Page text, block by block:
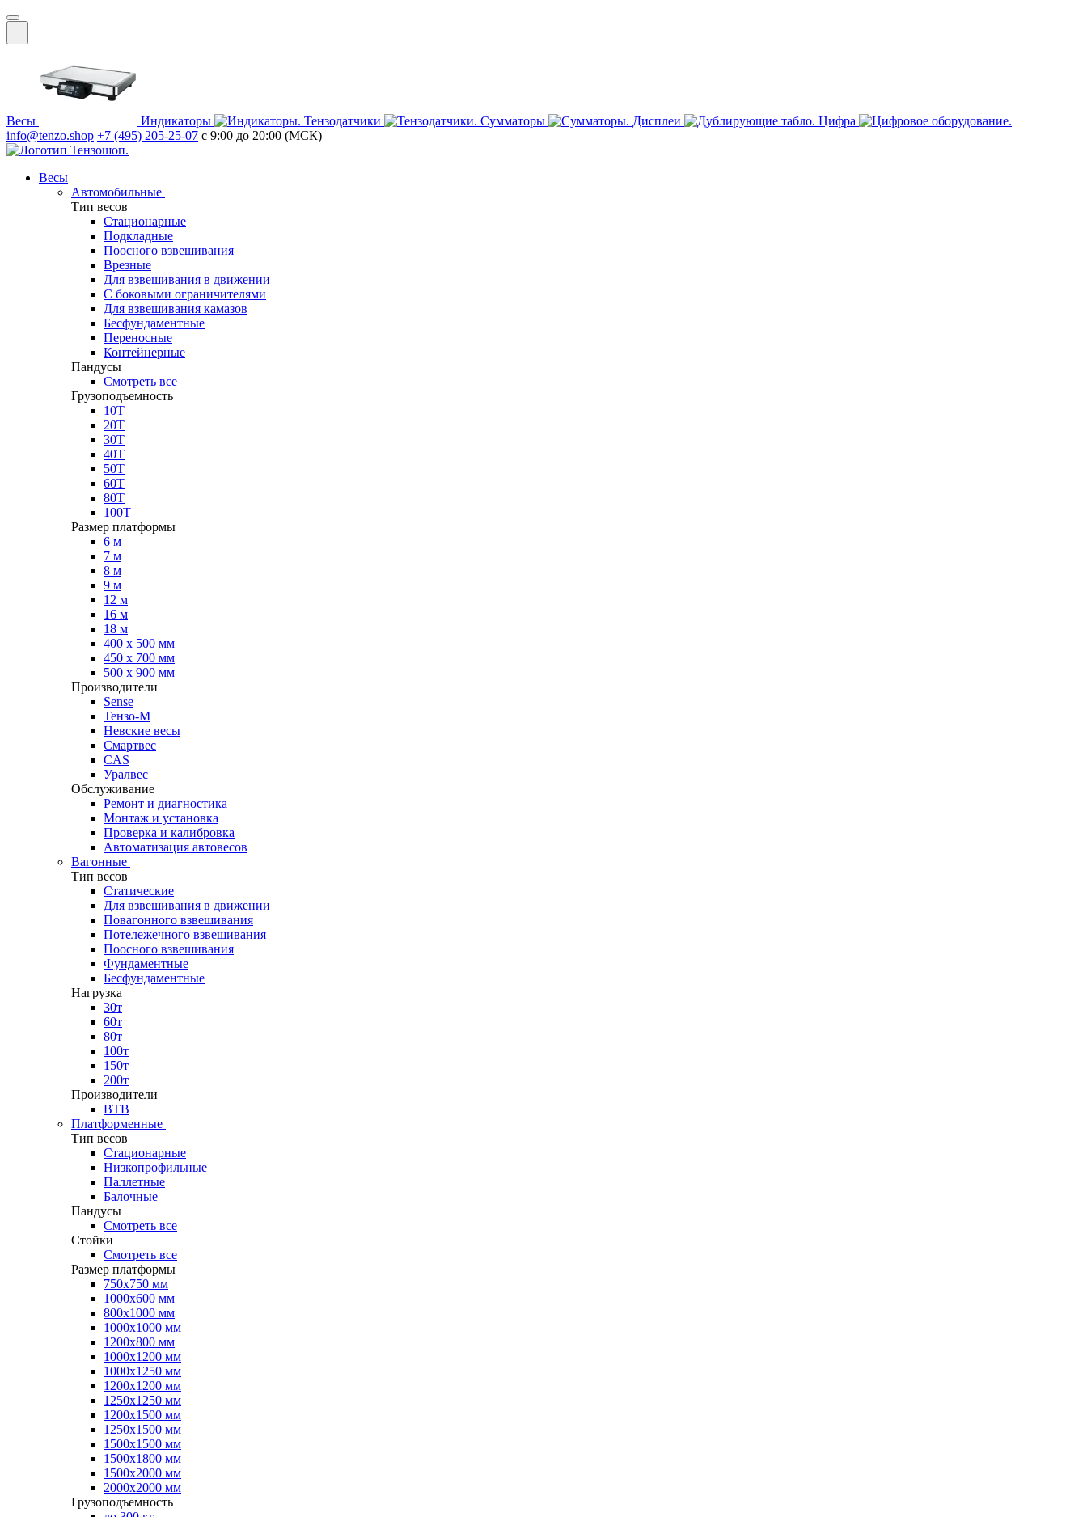
Весы Индикаторы Тензодатчики Сумматоры Дисплеи
Цифра
info@tenzo.shop +7 (495) 205-25-07 с 9:00 до 20:00 (МСК)
Весы
Автомобильные
Тип весов
Стационарные
Подкладные
Поосного взвешивания
Врезные
Для взвешивания в движении
С боковыми ограничителями
Для взвешивания камазов
Бесфундаментные
Переносные
Контейнерные
Пандусы
Смотреть все
Грузоподъемность
10Т
20Т
30Т
40Т
50Т
60Т
80Т
100Т
Размер платформы
6 м
7 м
8 м
9 м
12 м
16 м
18 м
400 х 500 мм
450 х 700 мм
500 х 900 мм
Производители
Sense
Тензо-М
Невские весы
Смартвес
CAS
Уралвес
Обслуживание
Ремонт и диагностика
Монтаж и установка
Проверка и калибровка
Автоматизация автовесов
Вагонные
Тип весов
Статические
Для взвешивания в движении
Повагонного взвешивания
Потележечного взвешивания
Поосного взвешивания
Фундаментные
Бесфундаментные
Нагрузка
30т
60т
80т
100т
150т
200т
Производители
ВТВ
Платформенные
Тип весов
Стационарные
Низкопрофильные
Паллетные
Балочные
Пандусы
Смотреть все
Стойки
Смотреть все
Размер платформы
750х750 мм
1000х600 мм
800х1000 мм
1000х1000 мм
1200х800 мм
1000х1200 мм
1000х1250 мм
1200х1200 мм
1250х1250 мм
1200х1500 мм
1250х1500 мм
1500х1500 мм
1500х1800 мм
1500х2000 мм
2000х2000 мм
Грузоподъемность